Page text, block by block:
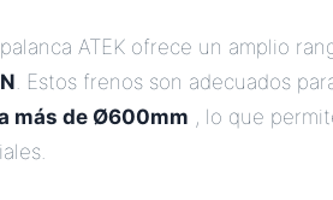
ATEK ofrece un amplio
. Estos frenos son adecuados
más de Ø600mm , lo que